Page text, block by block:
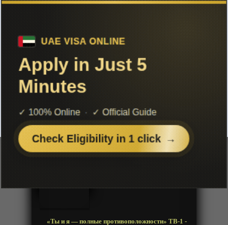
Чтобы не терять с нами связь,
подписывайся на наш
«Ты и я — полные
противоположности» ТВ-1
Добавленно: 29 марта 2026 | Серии: [12 из 12]
Seihantai na Kimi to Boku
You and I Are Polar Opposites
«Ты и я — полные противоположности» ТВ-1 -